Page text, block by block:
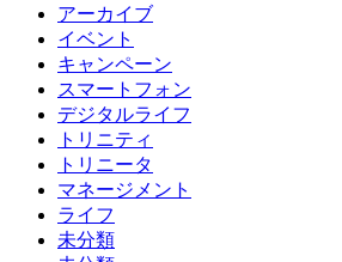
アーカイブ
イベント
キャンペーン
スマートフォン
デジタルライフ
トリニティ
トリニータ
マネージメント
ライフ
未分類